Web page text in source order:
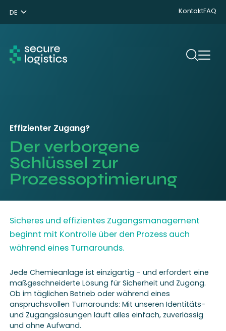
DE
NL
ENG
KontaktFAQ
Effizienter Zugang?
Der verborgene
Schlüssel zur
Prozessoptimierung
Sicheres und effizientes Zugangsmanagement
beginnt mit Kontrolle über den Prozess auch
während eines Turnarounds.
Jede Chemieanlage ist einzigartig – und erfordert eine
maßgeschneiderte Lösung für Sicherheit und Zugang.
Ob im täglichen Betrieb oder während eines
anspruchsvollen Turnarounds: Mit unseren Identitäts-
und Zugangslösungen läuft alles einfach, zuverlässig
und ohne Aufwand.